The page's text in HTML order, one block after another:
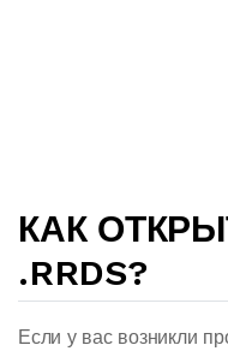
КАК
.RRDS?
Если у вас возникли